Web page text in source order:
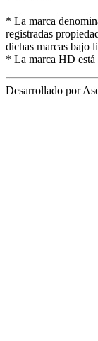
* La marca
registradas
dichas marcas bajo
* La marca HD
Desarrollado por